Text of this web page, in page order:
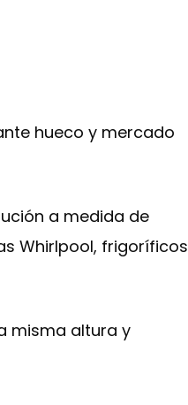
hueco y mercado
a medida de
Whirlpool, frigoríficos
misma altura y